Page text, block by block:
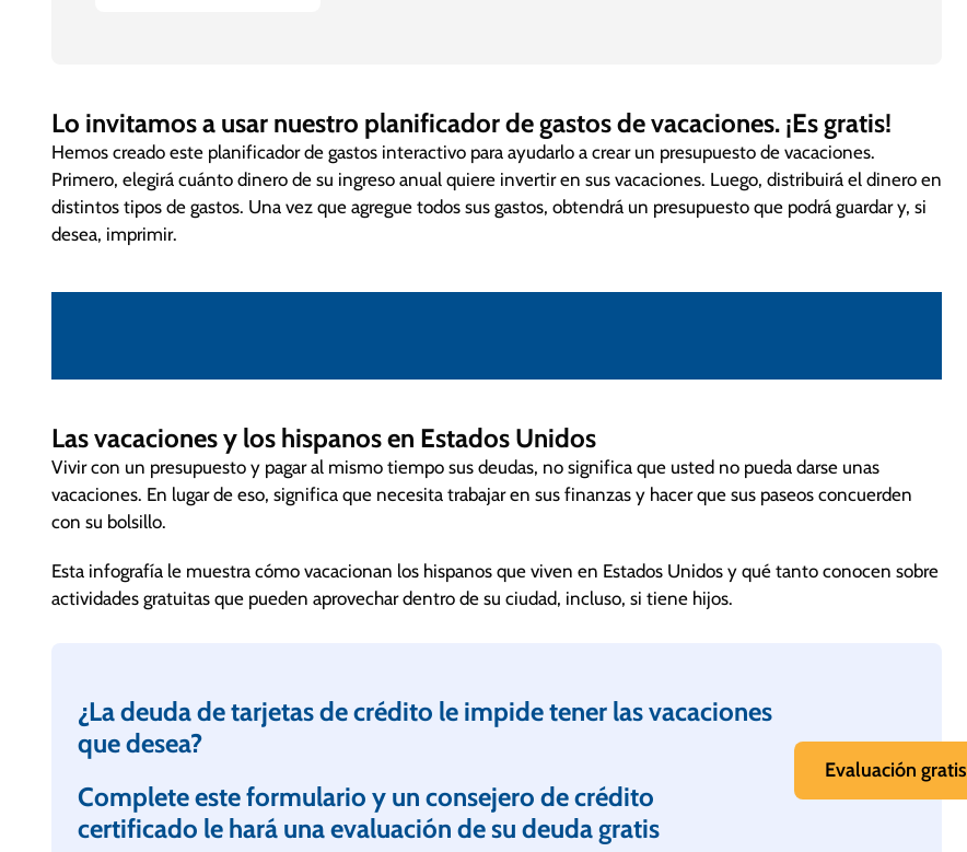
Investiga los lugares que se adaptan a tu presupuesto. ¡Sé relista!
No viajes en temporadas pico porque sale más costoso.
Hay vacaciones que pueden pagarse a plazos, como los cruceros.
Trata de ahorrar en estadía. Quédate con familiares o amigos.
Cuando llegues a tu destino…
Evita restaurantes lujosos. En vacaciones se acepta la comida callejera.
Lo invitamos a usar nuestro planificador de gastos de vacaciones. ¡Es gratis!
Hemos creado este planificador de gastos interactivo para ayudarlo a crear un presupuesto de vacaciones.
Primero, elegirá cuánto dinero de su ingreso anual quiere invertir en sus vacaciones. Luego, distribuirá el dinero en
distintos tipos de gastos. Una vez que agregue todos sus gastos, obtendrá un presupuesto que podrá guardar y, si
desea, imprimir.
Las vacaciones y los hispanos en Estados Unidos
Vivir con un presupuesto y pagar al mismo tiempo sus deudas, no significa que usted no pueda darse unas
vacaciones. En lugar de eso, significa que necesita trabajar en sus finanzas y hacer que sus paseos concuerden
con su bolsillo.
Esta infografía le muestra cómo vacacionan los hispanos que viven en Estados Unidos y qué tanto conocen sobre
actividades gratuitas que pueden aprovechar dentro de su ciudad, incluso, si tiene hijos.
¿La deuda de tarjetas de crédito le impide tener las vacaciones
que desea?
Complete este formulario y un consejero de crédito
certificado le hará una evaluación de su deuda gratis
Evaluación gratis